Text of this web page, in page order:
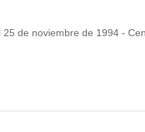
de noviembre de 1994 -